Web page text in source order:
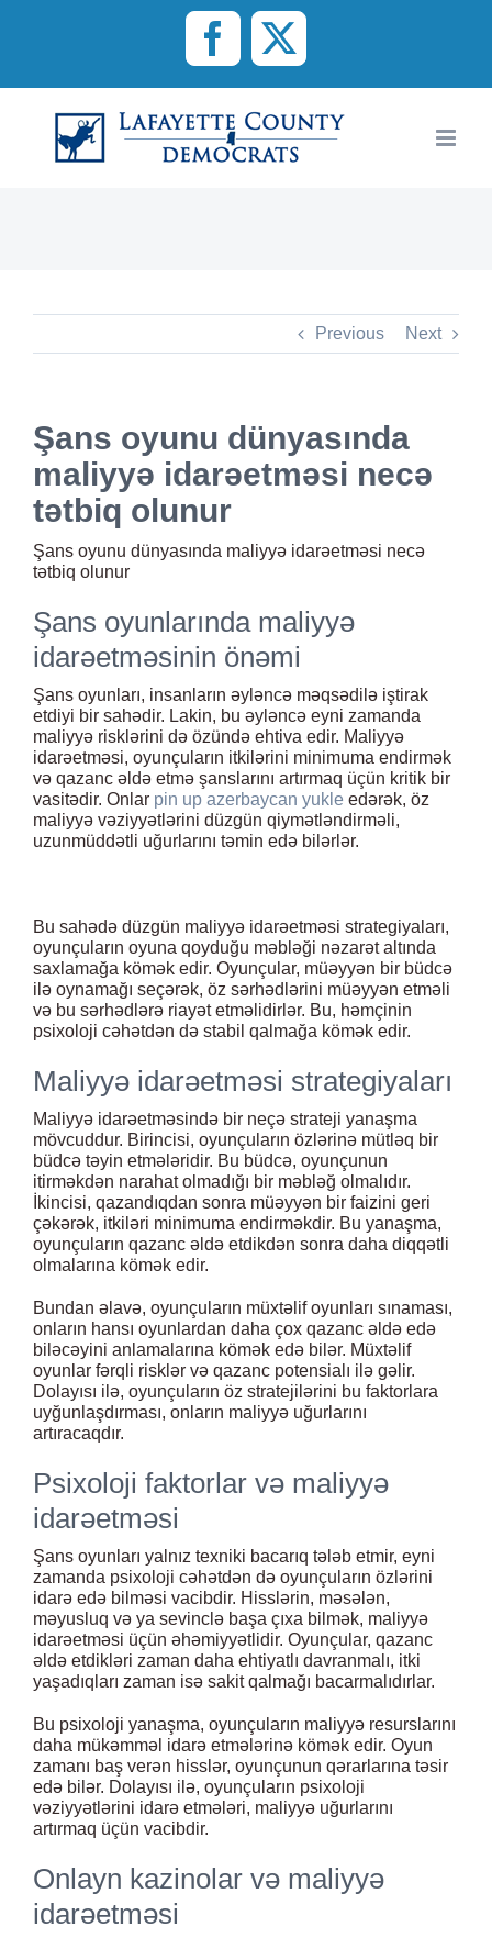
Facebook
X
Previous Next
Şans oyunu dünyasında
maliyyə idarəetməsi necə
tətbiq olunur
Şans oyunu dünyasında maliyyə idarəetməsi necə
tətbiq olunur
Şans oyunlarında maliyyə
idarəetməsinin önəmi
Şans oyunları, insanların əyləncə məqsədilə iştirak
etdiyi bir sahədir. Lakin, bu əyləncə eyni zamanda
maliyyə risklərini də özündə ehtiva edir. Maliyyə
idarəetməsi, oyunçuların itkilərini minimuma endirmək
və qazanc əldə etmə şanslarını artırmaq üçün kritik bir
vasitədir. Onlar pin up azerbaycan yukle edərək, öz
maliyyə vəziyyətlərini düzgün qiymətləndirməli,
uzunmüddətli uğurlarını təmin edə bilərlər.
Bu sahədə düzgün maliyyə idarəetməsi strategiyaları,
oyunçuların oyuna qoyduğu məbləği nəzarət altında
saxlamağa kömək edir. Oyunçular, müəyyən bir büdcə
ilə oynamağı seçərək, öz sərhədlərini müəyyən etməli
və bu sərhədlərə riayət etməlidirlər. Bu, həmçinin
psixoloji cəhətdən də stabil qalmağa kömək edir.
Maliyyə idarəetməsi strategiyaları
Maliyyə idarəetməsində bir neçə strateji yanaşma
mövcuddur. Birincisi, oyunçuların özlərinə mütləq bir
büdcə təyin etmələridir. Bu büdcə, oyunçunun
itirməkdən narahat olmadığı bir məbləğ olmalıdır.
İkincisi, qazandıqdan sonra müəyyən bir faizini geri
çəkərək, itkiləri minimuma endirməkdir. Bu yanaşma,
oyunçuların qazanc əldə etdikdən sonra daha diqqətli
olmalarına kömək edir.
Bundan əlavə, oyunçuların müxtəlif oyunları sınaması,
onların hansı oyunlardan daha çox qazanc əldə edə
biləcəyini anlamalarına kömək edə bilər. Müxtəlif
oyunlar fərqli risklər və qazanc potensialı ilə gəlir.
Dolayısı ilə, oyunçuların öz stratejilərini bu faktorlara
uyğunlaşdırması, onların maliyyə uğurlarını
artıracaqdır.
Psixoloji faktorlar və maliyyə
idarəetməsi
Şans oyunları yalnız texniki bacarıq tələb etmir, eyni
zamanda psixoloji cəhətdən də oyunçuların özlərini
idarə edə bilməsi vacibdir. Hisslərin, məsələn,
məyusluq və ya sevinclə başa çıxa bilmək, maliyyə
idarəetməsi üçün əhəmiyyətlidir. Oyunçular, qazanc
əldə etdikləri zaman daha ehtiyatlı davranmalı, itki
yaşadıqları zaman isə sakit qalmağı bacarmalıdırlar.
Bu psixoloji yanaşma, oyunçuların maliyyə resurslarını
daha mükəmməl idarə etmələrinə kömək edir. Oyun
zamanı baş verən hisslər, oyunçunun qərarlarına təsir
edə bilər. Dolayısı ilə, oyunçuların psixoloji
vəziyyətlərini idarə etmələri, maliyyə uğurlarını
artırmaq üçün vacibdir.
Onlayn kazinolar və maliyyə
idarəetməsi